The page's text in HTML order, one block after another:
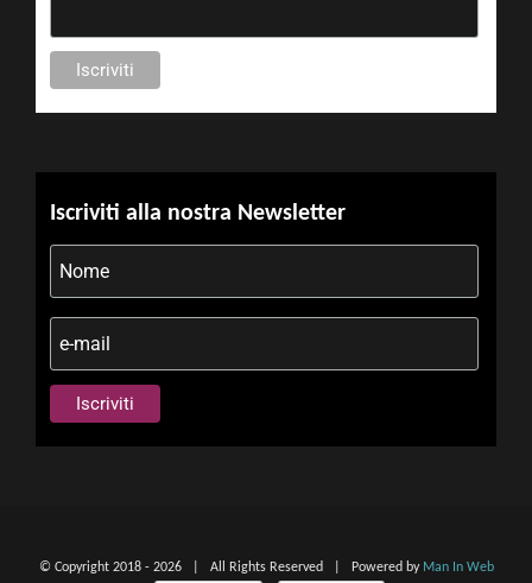
Iscriviti alla nostra Newsletter
© Copyright 2018 - 2026 | All Rights Reserved | Powered by Man In Web